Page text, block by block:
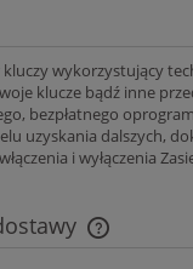
wykorzystujący
klucze bądź inne
bezpłatnego
uzyskania dalszych,
i wyłączenia